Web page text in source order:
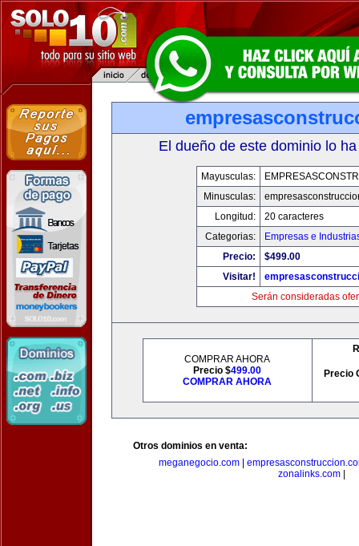
El dueño de este dominio lo
Mayusculas:
Minusculas:
Longitud:
20 caracteres
Categorias:
Empresas e
Precio:
$499.00
Visitar!
Serán consideradas
COMPRAR AHORA
Precio $499.00
COMPRAR AHORA
Precio
Otros dominios en venta:
meganegocio.com|
zonalinks.com